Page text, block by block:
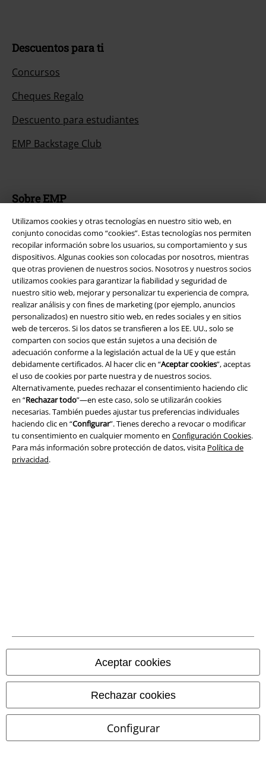
Utilizamos cookies y otras tecnologías en nuestro sitio web, en
conjunto conocidas como “cookies”. Estas tecnologías nos permiten
recopilar información sobre los usuarios, su comportamiento y sus
dispositivos. Algunas cookies son colocadas por nosotros, mientras
que otras provienen de nuestros socios. Nosotros y nuestros socios
utilizamos cookies para garantizar la fiabilidad y seguridad de
nuestro sitio web, mejorar y personalizar tu experiencia de compra,
realizar análisis y con fines de marketing (por ejemplo, anuncios
personalizados) en nuestro sitio web, en redes sociales y en sitios
web de terceros. Si los datos se transfieren a los EE. UU., solo se
comparten con socios que están sujetos a una decisión de
adecuación conforme a la legislación actual de la UE y que están
debidamente certificados. Al hacer clic en “Aceptar cookies”, aceptas
el uso de cookies por parte nuestra y de nuestros socios.
Alternativamente, puedes rechazar el consentimiento haciendo clic
en “Rechazar todo”—en este caso, solo se utilizarán cookies
necesarias. También puedes ajustar tus preferencias individuales
haciendo clic en “Configurar”. Tienes derecho a revocar o modificar
tu consentimiento en cualquier momento en Configuración Cookies.
Para más información sobre protección de datos, visita Política de
privacidad.
Aceptar cookies
Rechazar cookies
Configurar
Descuentos para ti
Concursos
Cheques Regalo
Descuento para estudiantes
EMP Backstage Club
Sobre EMP
EMP Eventos
Programa de Afiliados
Sostenibilidad
Comunidad
Contrareembolso
Envío
CORREOS RECOGIDA
EN OFICINA
A DOMICILIO